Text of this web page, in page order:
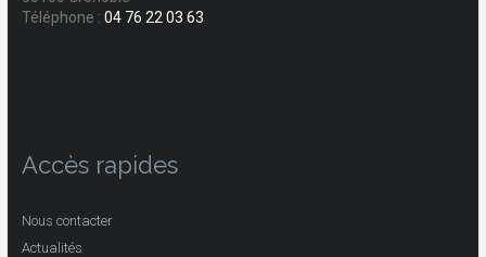
Téléphone : 04 76 22 03 63
Accès rapides
Nous contacter
Actualités